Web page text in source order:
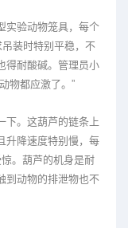
实验动物笼具，每个
装时特别平稳，不
得耐酸碱。管理员小
物都应激了。”
下。这葫芦的链条上
升降速度特别慢，每
。葫芦的机身是耐
到动物的排泄物也不